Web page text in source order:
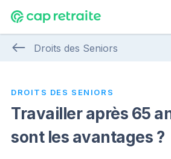
Droits des Seniors
DROITS DES SENIORS
Travailler après 65
sont les avantages ?